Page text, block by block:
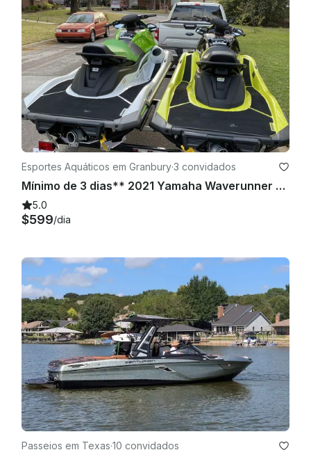
Esportes Aquáticos em Granbury·3 convidados
Mínimo de 3 dias** 2021 Yamaha Waverunner Jet Skis x 2 | Lake Granbury
5.0
$599/dia
Passeios em Texas·10 convidados